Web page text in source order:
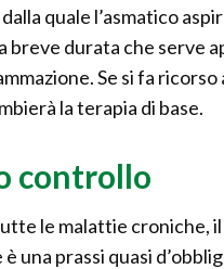
quale l’asmatico
durata che serve
Se si fa
la terapia di base.
controllo
le malattie croniche,
una prassi quasi